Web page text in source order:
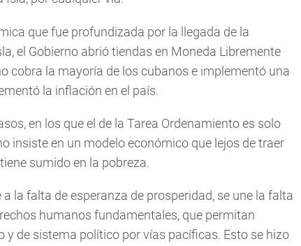
que fue profundizada por la llegada de la
el Gobierno abrió tiendas en Moneda Libremente
cobra la mayoría de los cubanos e implementó una
la inflación en el país.
en los que el de la Tarea Ordenamiento es solo
insiste en un modelo económico que lejos de traer
sumido en la pobreza.
a la falta de esperanza de prosperidad, se une la falta
humanos fundamentales, que permitan
y de sistema político por vías pacíficas. Esto se hizo